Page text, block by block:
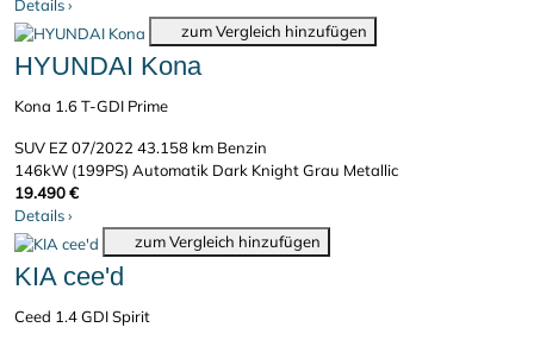
Details›
zum Vergleich hinzufügen
HYUNDAI Kona
Kona 1.6 T-GDI Prime
SUV EZ 07/202243.158 km Benzin
146kW (199PS) Automatik Dark Knight Grau Metallic
19.490 €
Details›
zum Vergleich hinzufügen
KIA cee'd
Ceed 1.4 GDI Spirit